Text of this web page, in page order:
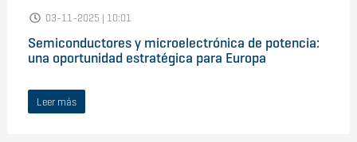
03-11-2025 | 10:01
Semiconductores y microelectrónica de potencia:
una oportunidad estratégica para Europa
Leer más